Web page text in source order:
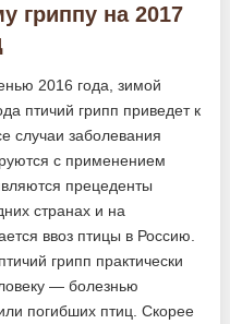
гриппу на 2017
2016 года, зимой
птичий грипп приведет к
случаи заболевания
с применением
прецеденты
странах и на
ввоз птицы в Россию.
грипп практически
— болезнью
погибших птиц. Скорее